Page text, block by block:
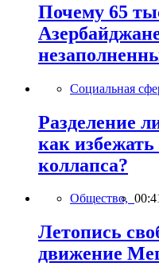
Почему 65
Социальная
Разделение
как избежать
коллапса?
Общество,
Летопись
движение